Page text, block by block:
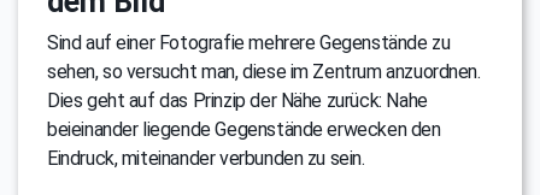
Sind auf einer Fotografie mehrere Gegenstände zu
sehen, so versucht man, diese im Zentrum anzuordnen.
Dies geht auf das Prinzip der Nähe zurück: Nahe
beieinander liegende Gegenstände erwecken den
Eindruck, miteinander verbunden zu sein.